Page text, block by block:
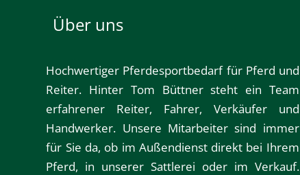
Über uns
Hochwertiger Pferdesportbedarf für Pferd und
Reiter. Hinter Tom Büttner steht ein Team
erfahrener Reiter, Fahrer, Verkäufer und
Handwerker. Unsere Mitarbeiter sind immer
für Sie da, ob im Außendienst direkt bei Ihrem
Pferd, in unserer Sattlerei oder im Verkauf.